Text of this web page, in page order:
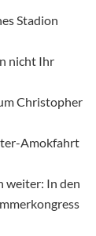
Stadion
nicht Ihr
Christopher
Amokfahrt
weiter: In den